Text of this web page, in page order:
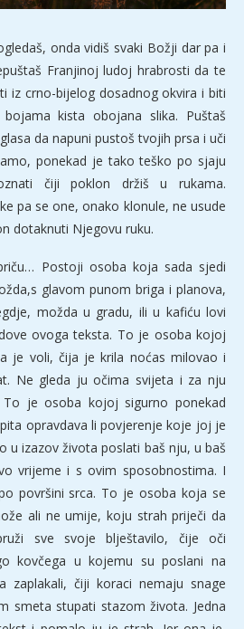
onda vidiš svaki Božji dar pa i
Franjinoj ludoj hrabrosti da te
iz crno-bijelog dosadnog okvira i biti
kista obojana slika. Puštaš
da napuni pustoš tvojih prsa i uči
ponekad je tako teško po sjaju
čiji poklon držiš u rukama.
pa se one, onako klonule, ne usude
dotaknuti Njegovu ruku.
Postoji osoba koja sada sjedi
glavom punom briga i planova,
možda u gradu, ili u kafiću lovi
ovoga teksta. To je osoba kojoj
je voli, čija je krila noćas milovao i
Ne gleda ju očima svijeta i za nju
To je osoba kojoj sigurno ponekad
opravdava li povjerenje koje joj je
u izazov života poslati baš nju, u baš
vrijeme i s ovim sposobnostima. I
površini srca. To je osoba koja se
ali ne umije, koju strah priječi da
sve svoje blještavilo, čije oči
kovčega u kojemu su poslani na
zaplakali, čiji koraci nemaju snage
smeta stupati stazom života. Jedna